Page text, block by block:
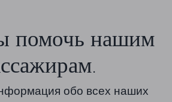
помочь нашим
обо всех наших